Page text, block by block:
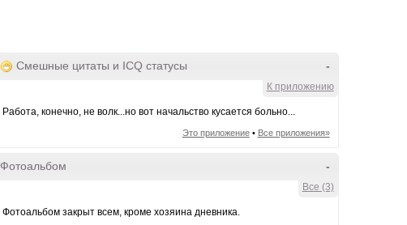
-
Смешные цитаты и ICQ статусы
К приложению
Работа, конечно, не волк...но вот начальство кусается больно...
Это приложение• Все приложения»
-
Фотоальбом
Все (3)
Фотоальбом закрыт всем, кроме хозяина дневника.